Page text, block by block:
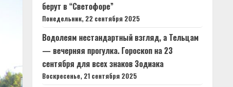
берут в “Светофоре”
Понедельник, 22 сентября 2025
Водолеям нестандартный взгляд, а Тельцам
— вечерняя прогулка. Гороскоп на 23
сентября для всех знаков Зодиака
Воскресенье, 21 сентября 2025